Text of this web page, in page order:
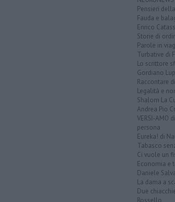
Pensieri
Fauda e
Enrico
Storie di
Parole in
Turbative di
Lo scrittore
Gordiano
Raccontare
Legalità e
Shalom La
Andrea Pio
VERSI-AMO
persona
Eureka! di
Tabasco
Ci vuole un
Economia e
Daniele
La dama a
Due